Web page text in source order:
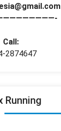
Call:
2874647
Running